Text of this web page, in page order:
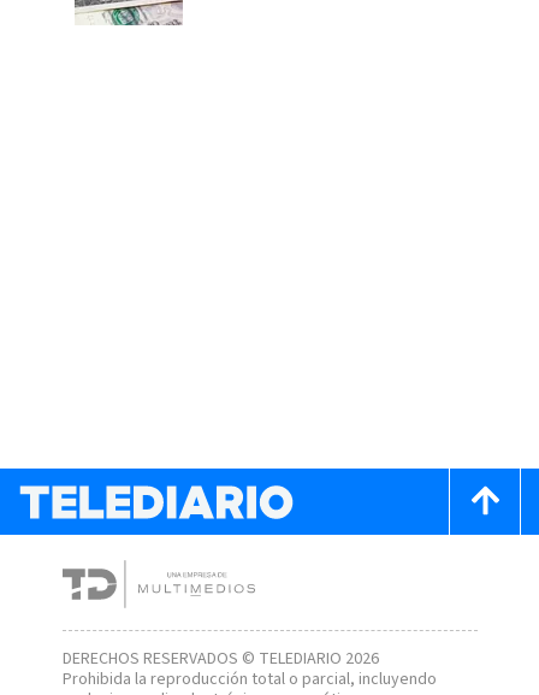
DERECHOS RESERVADOS © TELEDIARIO 2026
Prohibida la reproducción total o parcial, incluyendo